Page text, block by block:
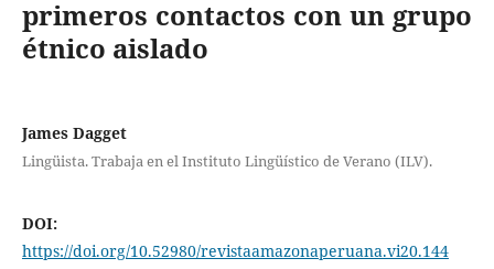
primeros contactos con un grupo
étnico aislado
James Dagget
Lingüista. Trabaja en el Instituto Lingüístico de Verano (ILV).
DOI:
https://doi.org/10.52980/revistaamazonaperuana.vi20.144